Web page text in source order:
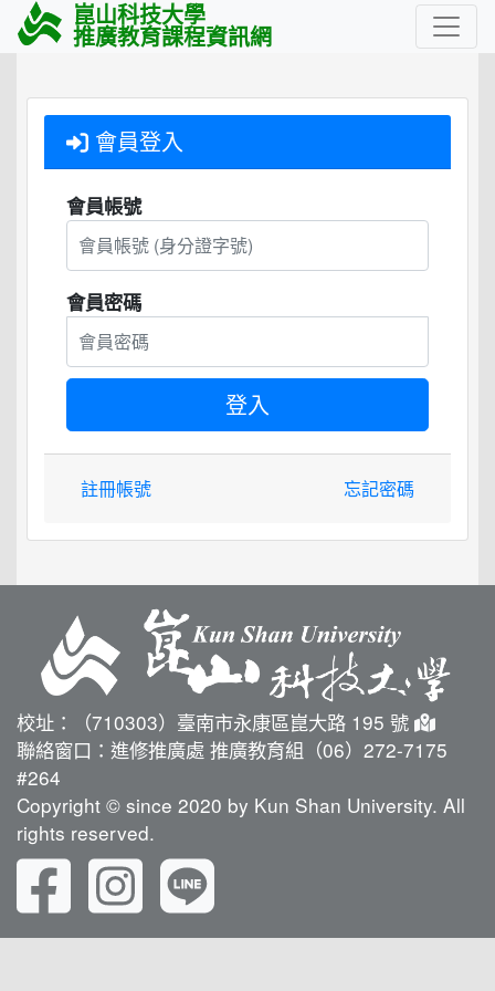
崑山科技大學
推廣教育課程資訊網
會員登入
會員帳號
會員密碼
註冊帳號 忘記密碼
校址：（710303）臺南市永康區崑大路 195 號
聯絡窗口：進修推廣處 推廣教育組（06）272-7175
#264
Copyright © since 2020 by Kun Shan University. All
rights reserved.